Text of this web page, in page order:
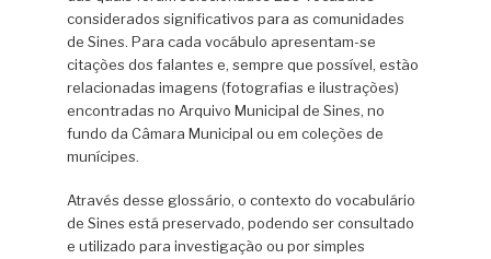
considerados significativos para as comunidades
de Sines. Para cada vocábulo apresentam-se
citações dos falantes e, sempre que possível, estão
relacionadas imagens (fotografias e ilustrações)
encontradas no Arquivo Municipal de Sines, no
fundo da Câmara Municipal ou em coleções de
munícipes.
Através desse glossário, o contexto do vocabulário
de Sines está preservado, podendo ser consultado
e utilizado para investigação ou por simples